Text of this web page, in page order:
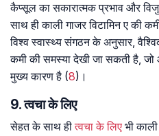
कैप्सूल का सकारात्मक प्रभाव और
साथ ही काली गाजर विटामिन ए की
विश्व स्वास्थ्य संगठन के अनुसार,
कमी की समस्या देखी जा सकती है,
मुख्य कारण है (8)।
9. त्वचा के लिए
सेहत के साथ हीत्वचा के लिए भी